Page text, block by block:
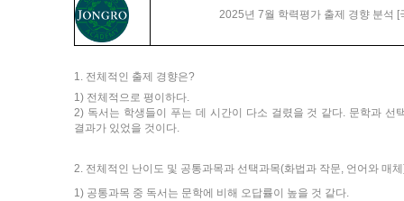
2025년 7월 학력평가 출제 경향 분석 [
1. 전체적인 출제 경향은?
1) 전체적으로 평이하다.
2) 독서는 학생들이 푸는 데 시간이 다소 걸렸을 것 같다. 문학과 선
결과가 있었을 것이다.
2. 전체적인 난이도 및 공통과목과 선택과목(화법과 작문, 언어와 매
1) 공통과목 중 독서는 문학에 비해 오답률이 높을 것 같다.